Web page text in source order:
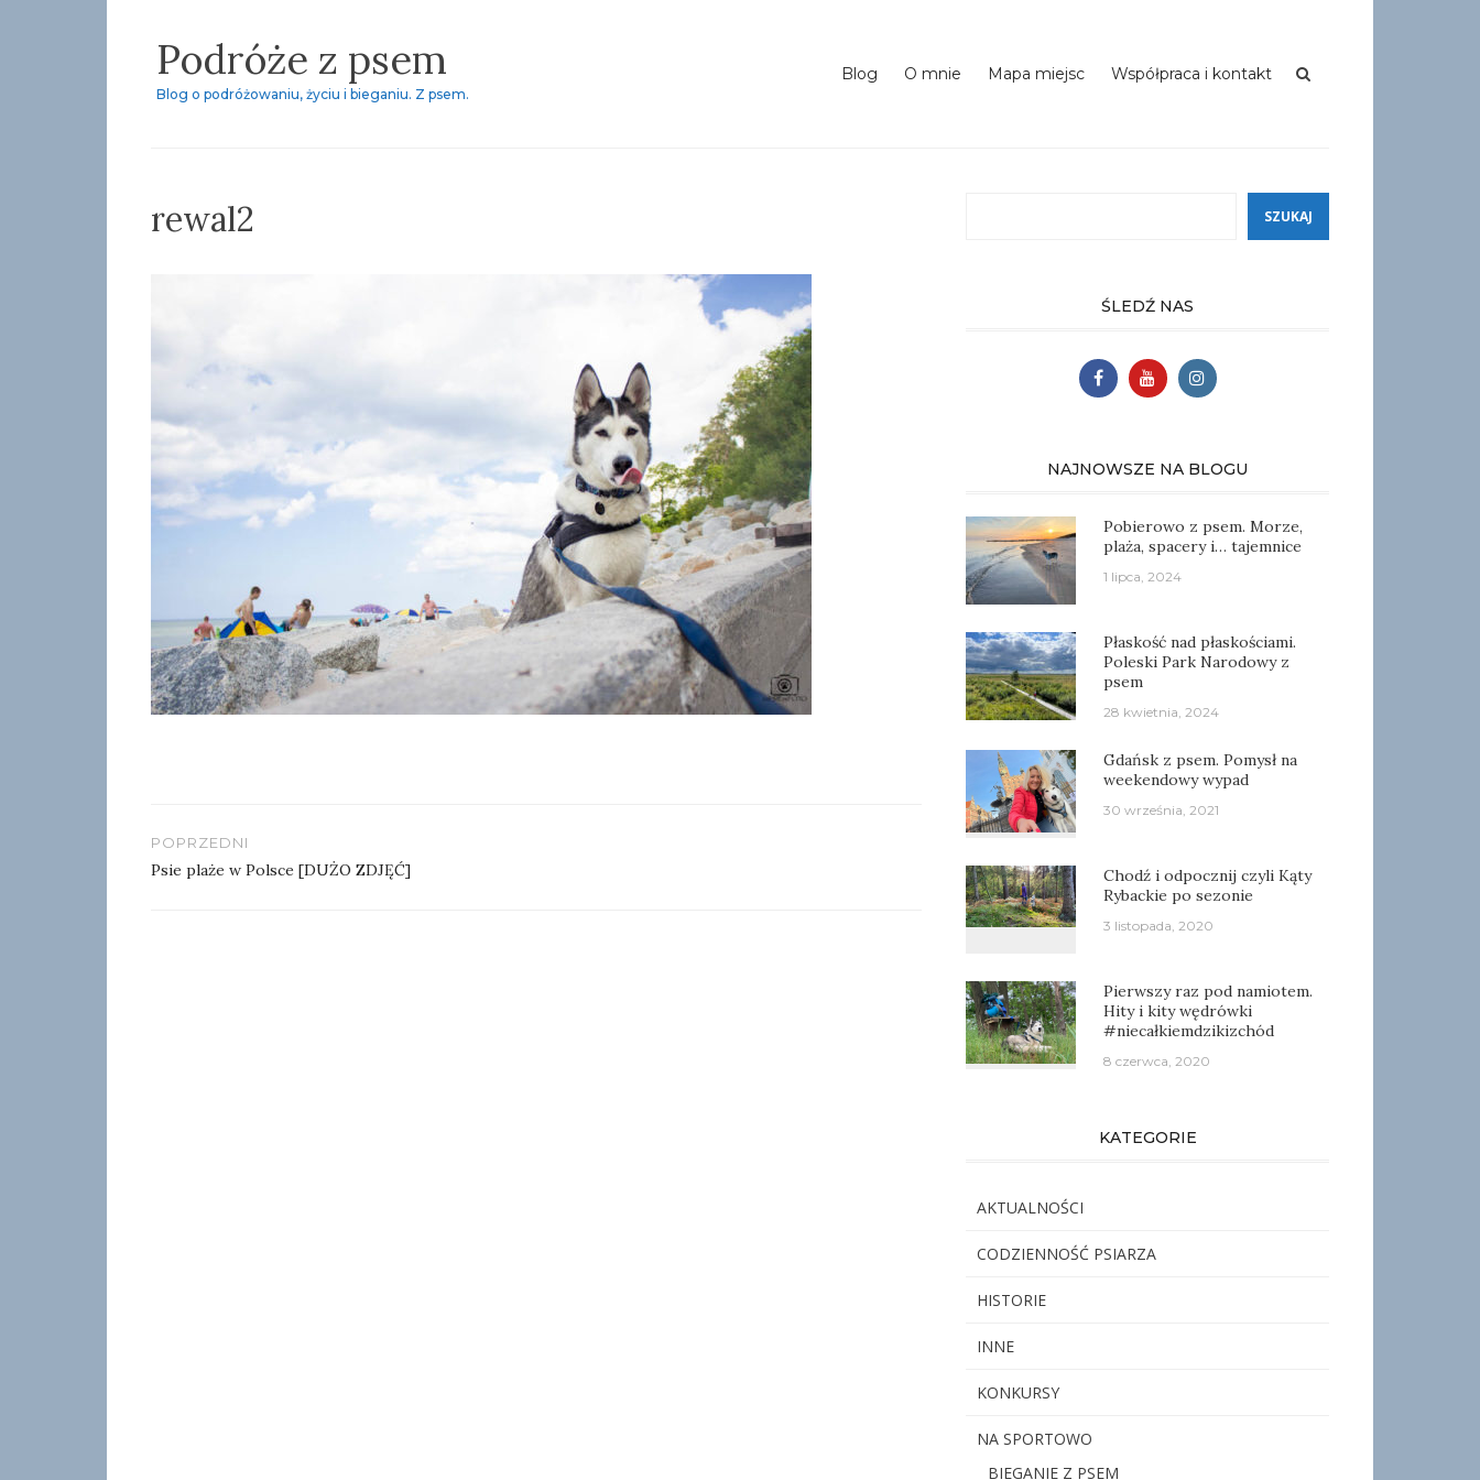
contentPodróże z psem
Blog o podróżowaniu, życiu i bieganiu. Z psem.
Blog O mnie Mapa miejsc Współpraca i kontakt
rewal2
Nawigacja
wpisu
POPRZEDNI
Psie plaże w Polsce [DUŻO ZDJĘĆ]
SZUKAJ
ŚLEDŹ NAS
NAJNOWSZE NA BLOGU
Pobierowo z psem. Morze,
plaża, spacery i… tajemnice
1 lipca, 2024
Płaskość nad płaskościami.
Poleski Park Narodowy z
psem
28 kwietnia, 2024
Gdańsk z psem. Pomysł na
weekendowy wypad
30 września, 2021
Chodź i odpocznij czyli Kąty
Rybackie po sezonie
3 listopada, 2020
Pierwszy raz pod namiotem.
Hity i kity wędrówki
#niecałkiemdzikizchód
8 czerwca, 2020
KATEGORIE
AKTUALNOŚCI
CODZIENNOŚĆ PSIARZA
HISTORIE
INNE
KONKURSY
NA SPORTOWO
BIEGANIE Z PSEM